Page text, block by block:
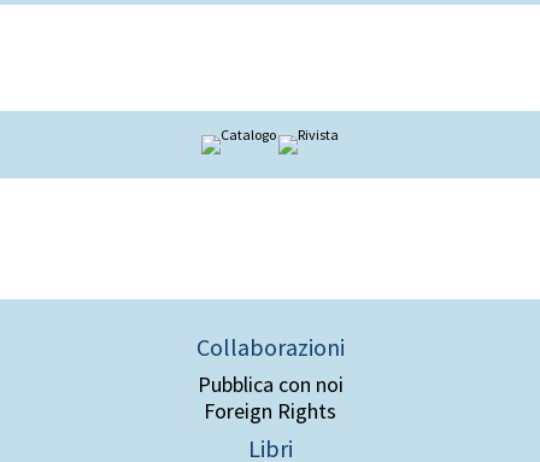
Collaborazioni
Pubblica con noi
Foreign Rights
Libri